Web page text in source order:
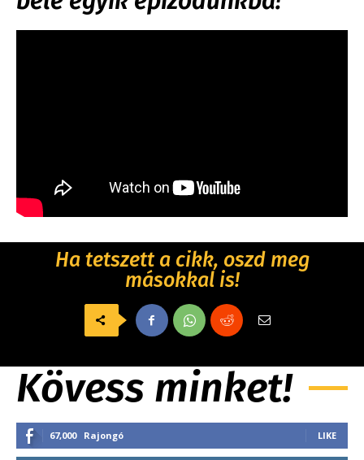
Ha tetszett a cikk, oszd meg
másokkal is!
Kövess minket!
67,000 Rajongó LIKE